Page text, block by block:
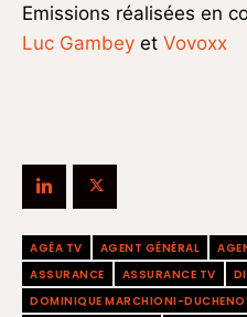
Emissions réalisées en
Luc Gambey et Vovoxx
AGÉA TV AGENT GÉNÉRAL
ASSURANCE
ASSURANCE TV
DOMINIQUE MARCHIONI-